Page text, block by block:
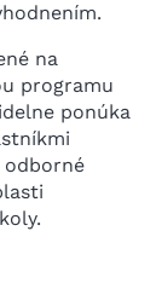
na
programu
ponúka